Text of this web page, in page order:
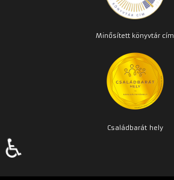
Minősített könyvtár cím
Családbarát hely